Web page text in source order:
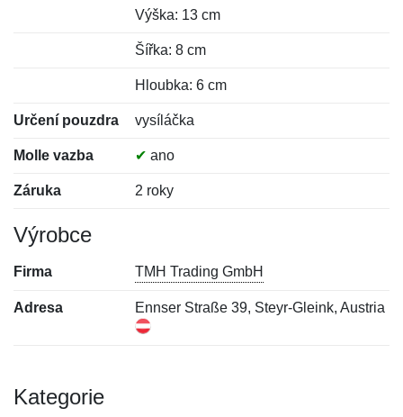
Výška: 13 cm
Šířka: 8 cm
Hloubka: 6 cm
Určení pouzdra vysíláčka
Molle vazba ✔ ano
Záruka 2 roky
Výrobce
Firma TMH Trading GmbH
Adresa Ennser Straße 39, Steyr-Gleink, Austria
Kategorie